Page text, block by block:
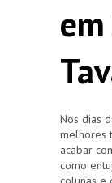
Nos dias
melhores
acabar
como